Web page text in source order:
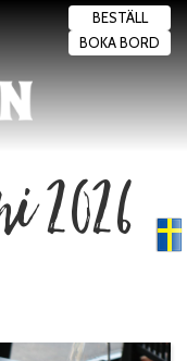
BESTÄLL
BOKA BORD
2026 Swedish